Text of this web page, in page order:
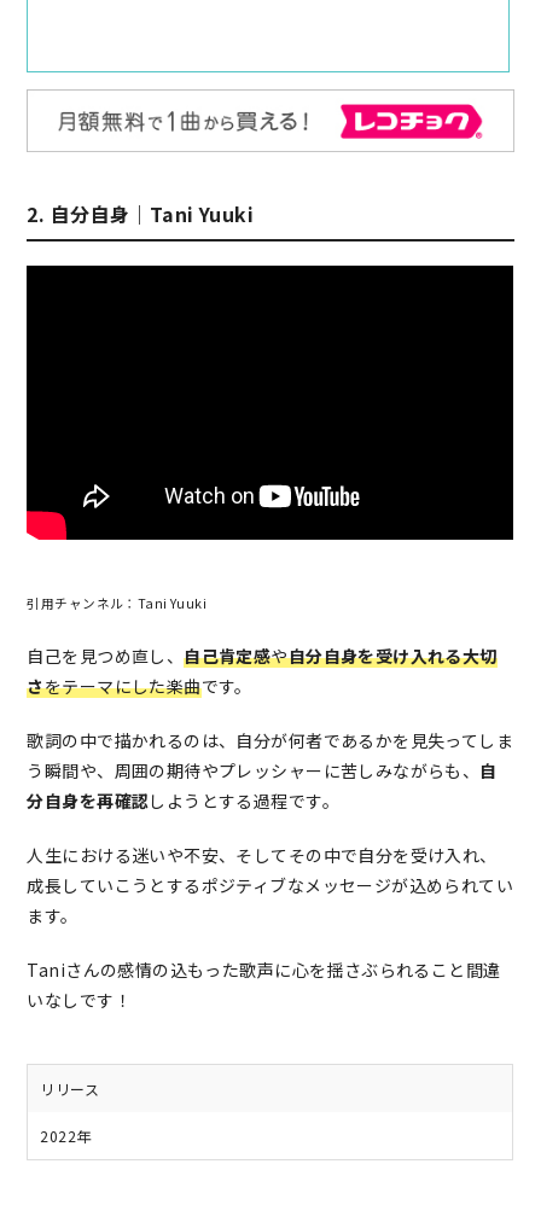
2. 自分自身｜Tani Yuuki
引用チャンネル：Tani Yuuki
自己を見つめ直し、自己肯定感や自分自身を受け入れる大切
さをテーマにした楽曲です。
歌詞の中で描かれるのは、自分が何者であるかを見失ってしま
う瞬間や、周囲の期待やプレッシャーに苦しみながらも、 自
分自身を再確認しようとする過程です。
人生における迷いや不安、そしてその中で自分を受け入れ、
成長していこうとするポジティブなメッセージが込められてい
ます。
Taniさんの感情の込もった歌声に心を揺さぶられること間違
いなしです！
リリース
2022年